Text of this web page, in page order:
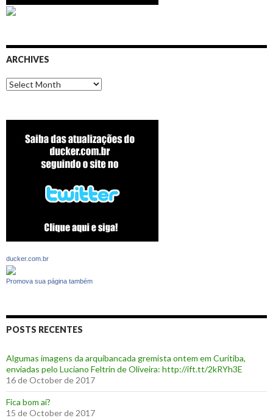
ARCHIVES
Archives
ducker.com.br
Promova sua página também
POSTS RECENTES
Algumas imagens da arquibancada gremista ontem em Curitiba,
enviadas pelo Luciano Feltrin de Oliveira: http://ift.tt/2kRYh3E
16 de October de 2017
‪Fica bom aí?‬
15 de October de 2017